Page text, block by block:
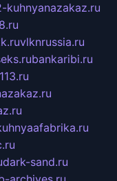
kuhnyanazakaz.ru
vlknrussia.ru
bankaribi.ru
dark-sand.ru